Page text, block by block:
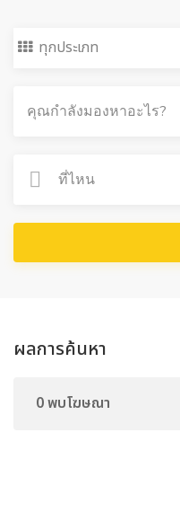
ทุกประเภท
ผลการค้นหา
0 พบโฆษณา